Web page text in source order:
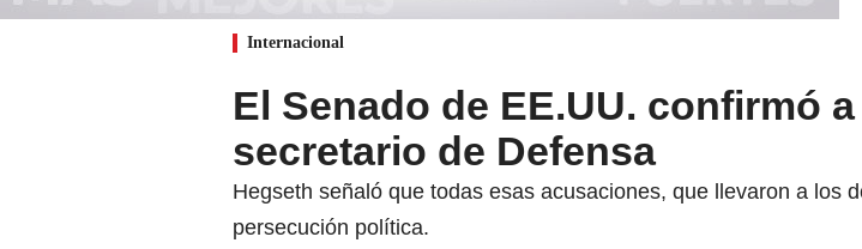
Internacional
El Senado de EE.UU. confirmó
secretario de Defensa
Hegseth señaló que todas esas acusaciones, que llevaron a los
persecución política.